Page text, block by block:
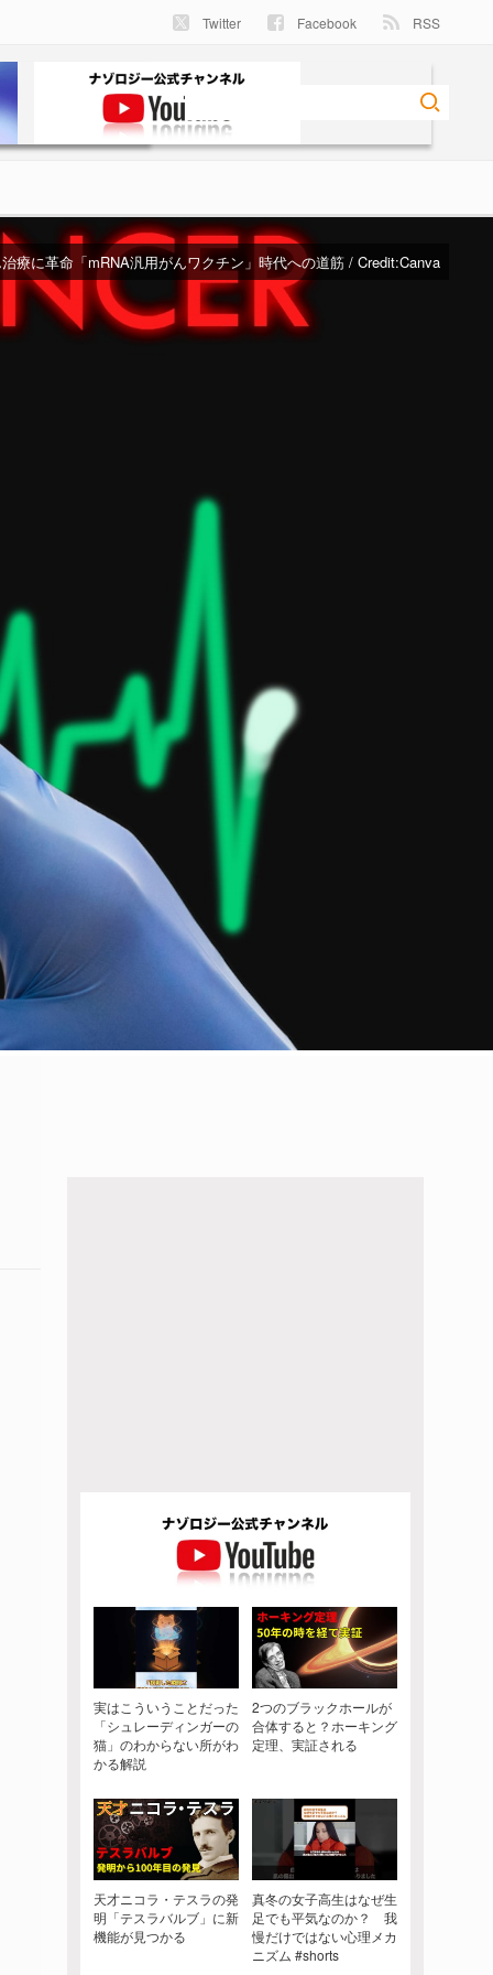
Twitter Facebook RSS
療に革命「mRNA汎用がんワクチン」時代への道筋 / Credit:Canva
実はこういうことだった
「シュレーディンガーの
猫」のわからない所がわ
かる解説
2つのブラックホールが
合体すると？ホーキング
定理、実証される
天才ニコラ・テスラの発
明「テスラバルブ」に新
機能が見つかる
真冬の女子高生はなぜ生
足でも平気なのか？ 我
慢だけではない心理メカ
ニズム #shorts